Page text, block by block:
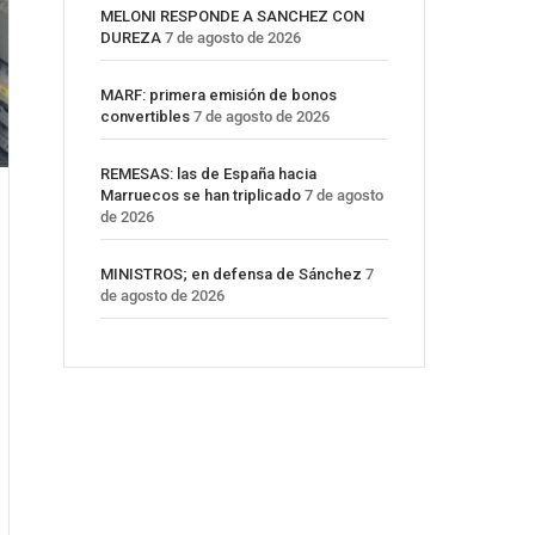
MELONI RESPONDE A SANCHEZ CON
DUREZA 7 de agosto de 2026
MARF: primera emisión de bonos
convertibles 7 de agosto de 2026
REMESAS: las de España hacia
Marruecos se han triplicado 7 de agosto
de 2026
MINISTROS; en defensa de Sánchez 7
de agosto de 2026